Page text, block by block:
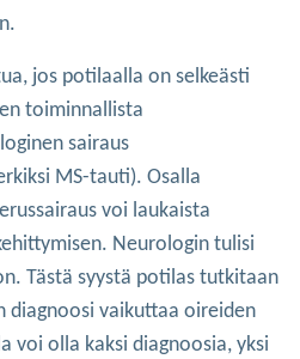
jos potilaalla on selkeästi
toiminnallista
sairaus
MS-tauti). Osalla
voi laukaista
Neurologin tulisi
Tästä syystä potilas tutkitaan
diagnoosi vaikuttaa oireiden
voi olla kaksi diagnoosia, yksi